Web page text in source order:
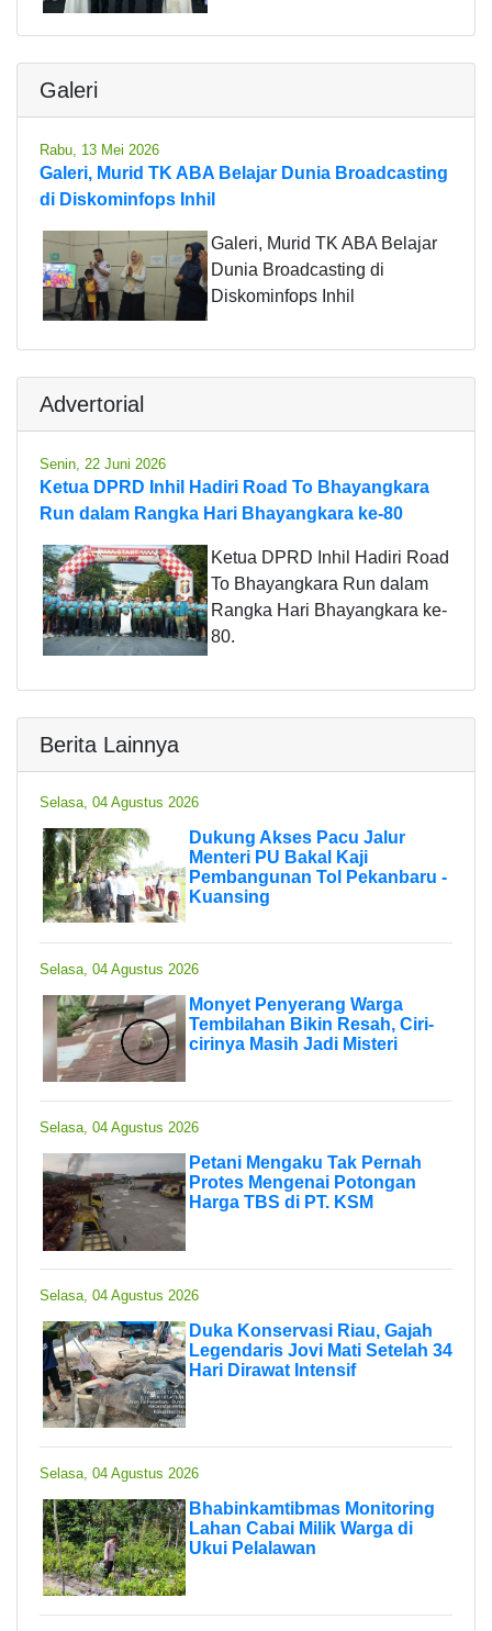
Galeri
Rabu, 13 Mei 2026
Galeri, Murid TK ABA Belajar Dunia Broadcasting
di Diskominfops Inhil
Galeri, Murid TK ABA Belajar
Dunia Broadcasting di
Diskominfops Inhil
Advertorial
Senin, 22 Juni 2026
Ketua DPRD Inhil Hadiri Road To Bhayangkara
Run dalam Rangka Hari Bhayangkara ke-80
Ketua DPRD Inhil Hadiri Road
To Bhayangkara Run dalam
Rangka Hari Bhayangkara ke-
80.
Berita Lainnya
Selasa, 04 Agustus 2026
Dukung Akses Pacu Jalur
Menteri PU Bakal Kaji
Pembangunan Tol Pekanbaru -
Kuansing
Selasa, 04 Agustus 2026
Monyet Penyerang Warga
Tembilahan Bikin Resah, Ciri-
cirinya Masih Jadi Misteri
Selasa, 04 Agustus 2026
Petani Mengaku Tak Pernah
Protes Mengenai Potongan
Harga TBS di PT. KSM
Selasa, 04 Agustus 2026
Duka Konservasi Riau, Gajah
Legendaris Jovi Mati Setelah 34
Hari Dirawat Intensif
Selasa, 04 Agustus 2026
Bhabinkamtibmas Monitoring
Lahan Cabai Milik Warga di
Ukui Pelalawan